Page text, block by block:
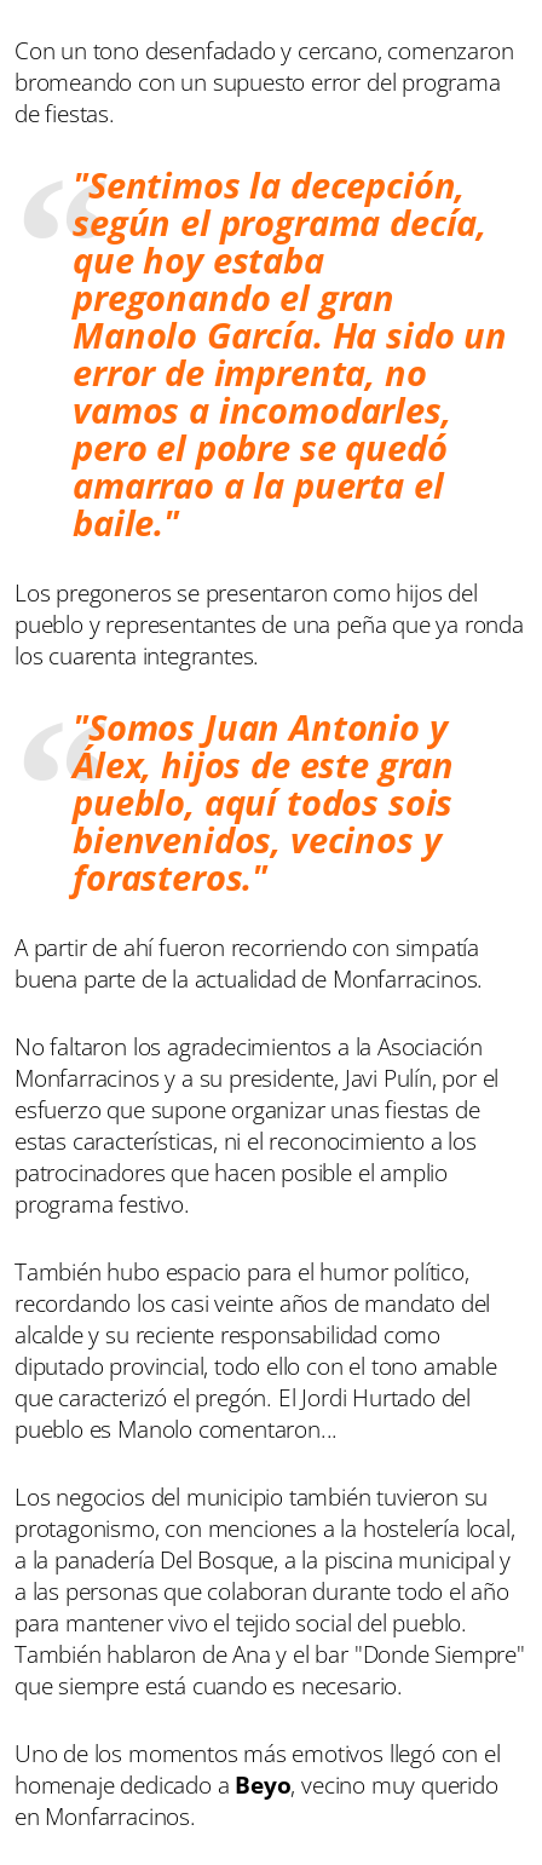
Con un tono desenfadado y cercano, comenzaron
bromeando con un supuesto error del programa
de fiestas.
"Sentimos la decepción,
según el programa decía,
que hoy estaba
pregonando el gran
Manolo García. Ha sido un
error de imprenta, no
vamos a incomodarles,
pero el pobre se quedó
amarrao a la puerta el
baile."
Los pregoneros se presentaron como hijos del
pueblo y representantes de una peña que ya ronda
los cuarenta integrantes.
"Somos Juan Antonio y
Álex, hijos de este gran
pueblo, aquí todos sois
bienvenidos, vecinos y
forasteros."
A partir de ahí fueron recorriendo con simpatía
buena parte de la actualidad de Monfarracinos.
No faltaron los agradecimientos a la Asociación
Monfarracinos y a su presidente, Javi Pulín, por el
esfuerzo que supone organizar unas fiestas de
estas características, ni el reconocimiento a los
patrocinadores que hacen posible el amplio
programa festivo.
También hubo espacio para el humor político,
recordando los casi veinte años de mandato del
alcalde y su reciente responsabilidad como
diputado provincial, todo ello con el tono amable
que caracterizó el pregón. El Jordi Hurtado del
pueblo es Manolo comentaron...
Los negocios del municipio también tuvieron su
protagonismo, con menciones a la hostelería local,
a la panadería Del Bosque, a la piscina municipal y
a las personas que colaboran durante todo el año
para mantener vivo el tejido social del pueblo.
También hablaron de Ana y el bar "Donde Siempre"
que siempre está cuando es necesario.
Uno de los momentos más emotivos llegó con el
homenaje dedicado a Beyo, vecino muy querido
en Monfarracinos.